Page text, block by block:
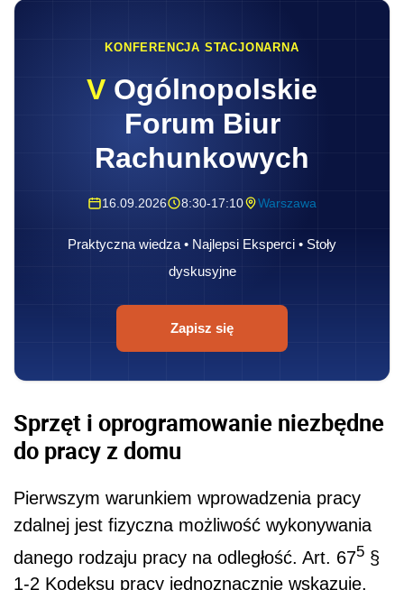
KONFERENCJA STACJONARNA
V Ogólnopolskie
Forum Biur
Rachunkowych
16.09.2026 8:30-17:10 Warszawa
Praktyczna wiedza • Najlepsi Eksperci • Stoły
dyskusyjne
Zapisz się
Sprzęt i oprogramowanie niezbędne
do pracy z domu
Pierwszym warunkiem wprowadzenia pracy
zdalnej jest fizyczna możliwość wykonywania
danego rodzaju pracy na odległość. Art. 675 §
1-2 Kodeksu pracy jednoznacznie wskazuje,